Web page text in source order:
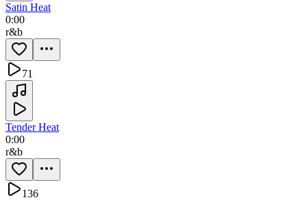
Satin Heat
0:00
r&b
71
Tender Heat
0:00
r&b
136